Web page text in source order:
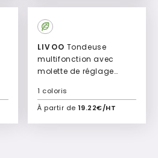
LIVOO
multifonction avec
molette de réglage
À partir de 19.22€/HT
1 coloris
Ajouter à mon devis